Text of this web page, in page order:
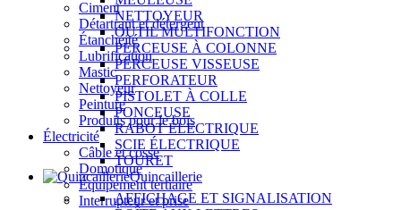
Ciment
Détartrant et détergent
Étanchéité
Lubrification
Mastic
Nettoyeur
Peinture
Produits pour le bois
Électricité
Câble et cosse
Domotique
Équipement tertiaire
Interrupteur et prise
NETTOYEUR
OUTIL MULTIFONCTION
PERCEUSE À COLONNE
PERCEUSE VISSEUSE
PERFORATEUR
PISTOLET À COLLE
PONCEUSE
RABOT ÉLECTRIQUE
SCIE ÉLECTRIQUE
TOURET
Quincaillerie
AFFICHAGE ET SIGNALISATION